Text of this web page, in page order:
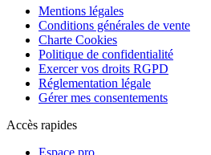
Mentions légales
Conditions générales de vente
Charte Cookies
Politique de confidentialité
Exercer vos droits RGPD
Réglementation légale
Gérer mes consentements
Accès rapides
Espace pro